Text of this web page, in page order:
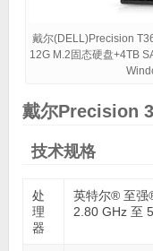
戴尔(DELL)Precision
12G M.2固态硬盘+4TB
戴尔Precision
技术规格
处
理
器
英特尔® 至强
2.80 GHz 至